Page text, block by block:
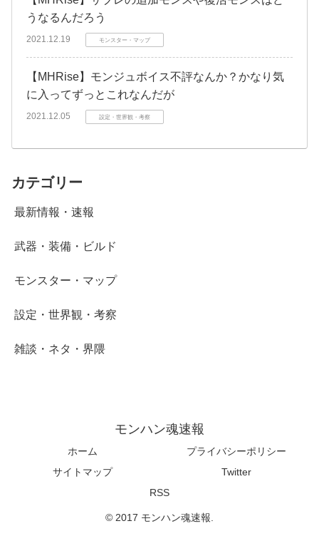
うなるんだろう
2021.12.19 モンスター・マップ
【MHRise】モンジュボイス不評なんか？かなり気
に入ってずっとこれなんだが
2021.12.05 設定・世界観・考察
カテゴリー
最新情報・速報
武器・装備・ビルド
モンスター・マップ
設定・世界観・考察
雑談・ネタ・界隈
モンハン魂速報
ホーム
プライバシーポリシー
サイトマップ
Twitter
RSS
© 2017 モンハン魂速報.